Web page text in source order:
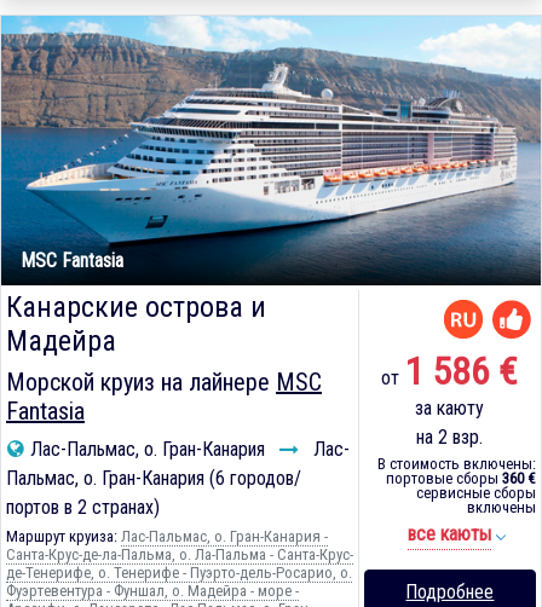
MSC Fantasia
Канарские острова и
Мадейра
Морской круиз на лайнере MSC
Fantasia
Лас-Пальмас, о. Гран-Канария
Лас-
Пальмас, о. Гран-Канария (6 городов/
портов в 2 странах)
Маршрут круиза: Лас-Пальмас, о. Гран-Канария -
Санта-Крус-де-ла-Пальма, о. Ла-Пальма - Санта-Крус-
де-Тенерифе, о. Тенерифе - Пуэрто-дель-Росарио, о.
Фуэртевентура - Фуншал, о. Мадейра - море -
от 1 586 €
за каюту
на 2 взр.
В стоимость включены:
портовые сборы 360 €
сервисные сборы
включены
все каюты
Подробнее